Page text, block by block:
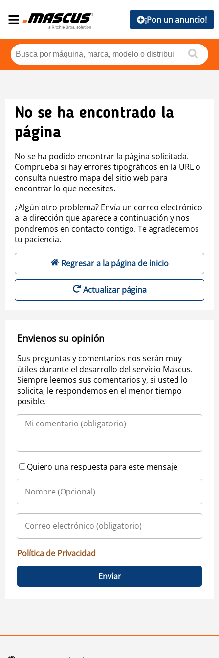
¡Pon un anuncio!
No se ha encontrado la
página
No se ha podido encontrar la página solicitada.
Comprueba si hay errores tipográficos en la URL o
consulta nuestro mapa del sitio web para
encontrar lo que necesites.
¿Algún otro problema? Envía un correo electrónico
a la dirección que aparece a continuación y nos
pondremos en contacto contigo. Te agradecemos
tu paciencia.
Regresar a la página de inicio
Actualizar página
Envienos su opinión
Sus preguntas y comentarios nos serán muy
útiles durante el desarrollo del servicio Mascus.
Siempre leemos sus comentarios y, si usted lo
solicita, le respondemos en el menor tiempo
posible.
Quiero una respuesta para este mensaje
Política de Privacidad
Enviar